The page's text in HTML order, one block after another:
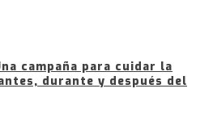
campaña para cuidar la
durante y después del